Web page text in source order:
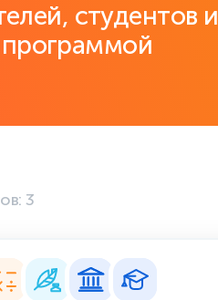
студентов и
3